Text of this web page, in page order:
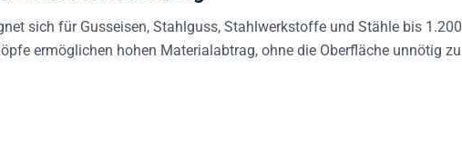
sich für Gusseisen, Stahlguss, Stahlwerkstoffe und Stähle bis 1.200
ermöglichen hohen Materialabtrag, ohne die Oberfläche unnötig zu